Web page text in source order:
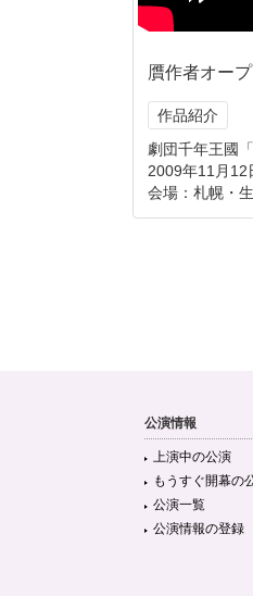
贋作者オー
作品紹介
劇団千年王國「
2009年11月12
会場：札幌・
公演情報
上演中の公演
もうすぐ開幕の
公演一覧
公演情報の登録